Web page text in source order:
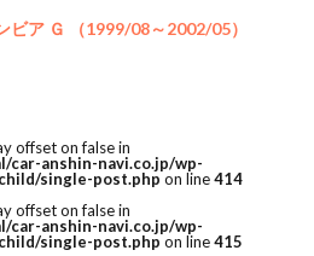
ビア Ｇ （1999/08～2002/05）
offset on false in
car-anshin-navi.co.jp/wp-
single-post.php on line414
offset on false in
car-anshin-navi.co.jp/wp-
single-post.php on line415